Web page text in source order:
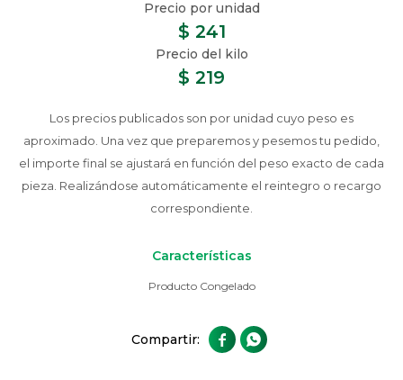
$ 219
$ 241
Los precios publicados son por unidad cuyo peso es
aproximado. Una vez que preparemos y pesemos tu pedido,
el importe final se ajustará en función del peso exacto de cada
pieza. Realizándose automáticamente el reintegro o recargo
correspondiente.
Características
Producto Congelado
 